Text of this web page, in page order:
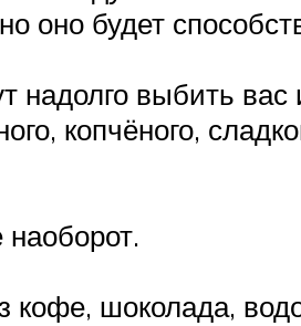
будет
надолго выбить вас
копчёного,
кофе, шоколада,